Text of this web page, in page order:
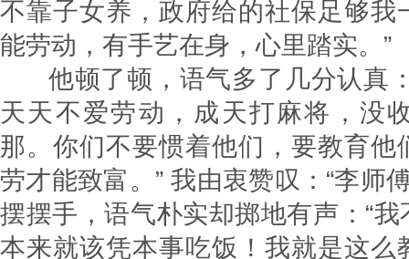
不靠子女养，政府给的社保足够我
能劳动，有手艺在身，心里踏实。”
他顿了顿，语气多了几分认真
天天不爱劳动，成天打麻将，没
那。你们不要惯着他们，要教育他
劳才能致富。” 我由衷赞叹：“李师
摆摆手，语气朴实却掷地有声：“
本来就该凭本事吃饭！我就是这么